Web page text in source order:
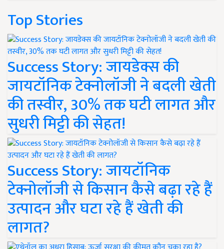
Top Stories
Success Story: जायडेक्स की
जायटॉनिक टेक्नोलॉजी ने बदली खेती
की तस्वीर, 30% तक घटी लागत और
सुधरी मिट्टी की सेहत!
Success Story: जायटॉनिक
टेक्नोलॉजी से किसान कैसे बढ़ा रहे हैं
उत्पादन और घटा रहे हैं खेती की
लागत?